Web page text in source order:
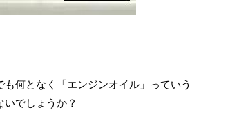
何となく「エンジンオイル」っていう
でしょうか？